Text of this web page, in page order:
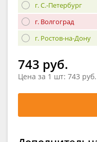
г. С.-Петербург
г. Волгоград
г. Ростов-на-Дону
743 руб.
Цена за 1 шт: 743 руб.